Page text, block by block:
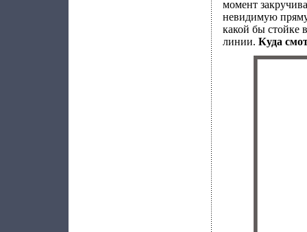
момент
невидимую
какой бы стойке
линии. Куда